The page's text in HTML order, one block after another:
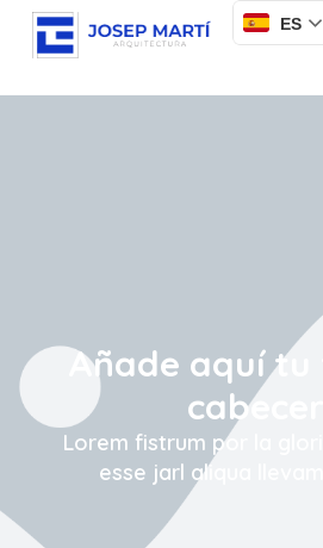
ES
Añade aquí tu
cabecera
Lorem fistrum por la
esse jarl aliqua